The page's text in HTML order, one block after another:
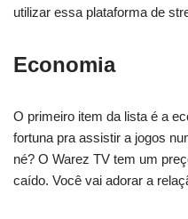
utilizar essa plataforma de
Economia
O primeiro item da lista é a
fortuna pra assistir a jogos
né? O Warez TV tem um
caído. Você vai adorar a